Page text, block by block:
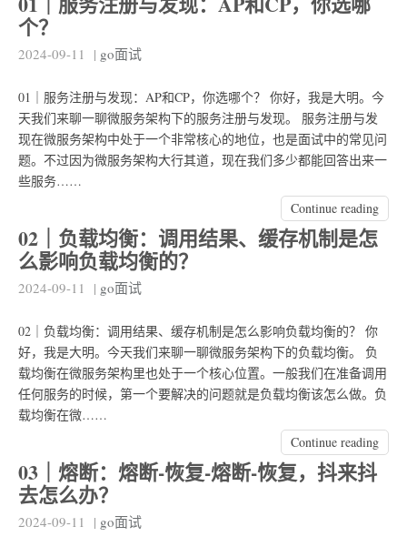
个？
2024-09-11 | go面试
01｜服务注册与发现：AP和CP，你选哪个？ 你好，我是大明。今
天我们来聊一聊微服务架构下的服务注册与发现。 服务注册与发
现在微服务架构中处于一个非常核心的地位，也是面试中的常见问
题。不过因为微服务架构大行其道，现在我们多少都能回答出来一
些服务……
Continue reading
02｜负载均衡：调用结果、缓存机制是怎
么影响负载均衡的？
2024-09-11 | go面试
02｜负载均衡：调用结果、缓存机制是怎么影响负载均衡的？ 你
好，我是大明。今天我们来聊一聊微服务架构下的负载均衡。 负
载均衡在微服务架构里也处于一个核心位置。一般我们在准备调用
任何服务的时候，第一个要解决的问题就是负载均衡该怎么做。负
载均衡在微……
Continue reading
03｜熔断：熔断-恢复-熔断-恢复，抖来抖
去怎么办？
2024-09-11 | go面试